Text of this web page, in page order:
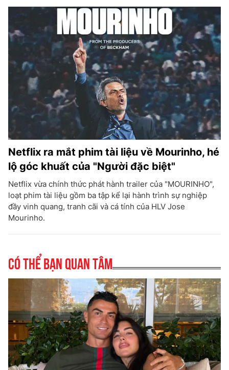
Netflix ra mắt phim tài liệu về Mourinho, hé
lộ góc khuất của "Người đặc biệt"
Netflix vừa chính thức phát hành trailer của "MOURINHO",
loạt phim tài liệu gồm ba tập kể lại hành trình sự nghiệp
đầy vinh quang, tranh cãi và cá tính của HLV Jose
Mourinho.
Có thể bạn quan tâm